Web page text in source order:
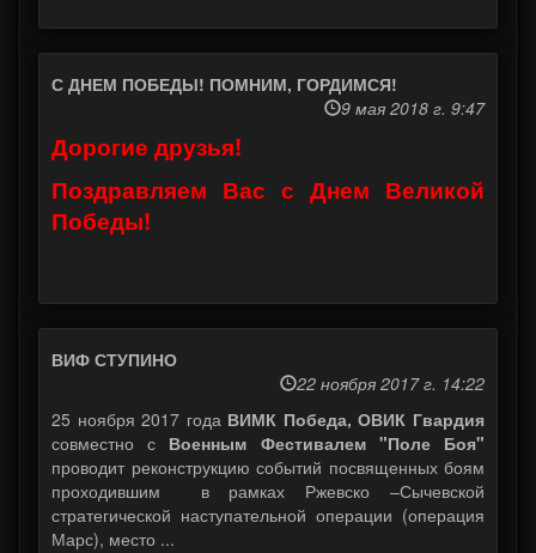
С ДНЕМ ПОБЕДЫ! ПОМНИМ, ГОРДИМСЯ!
9 мая 2018 г. 9:47
Дорогие друзья!
Поздравляем Вас с Днем Великой
Победы!
ВИФ СТУПИНО
22 ноября 2017 г. 14:22
25 ноября 2017 года ВИМК Победа, ОВИК Гвардия
совместно с Военным Фестивалем "Поле Боя"
проводит реконструкцию событий посвященных боям
проходившим в рамках Ржевско –Сычевской
стратегической наступательной операции (операция
Марс), место ...